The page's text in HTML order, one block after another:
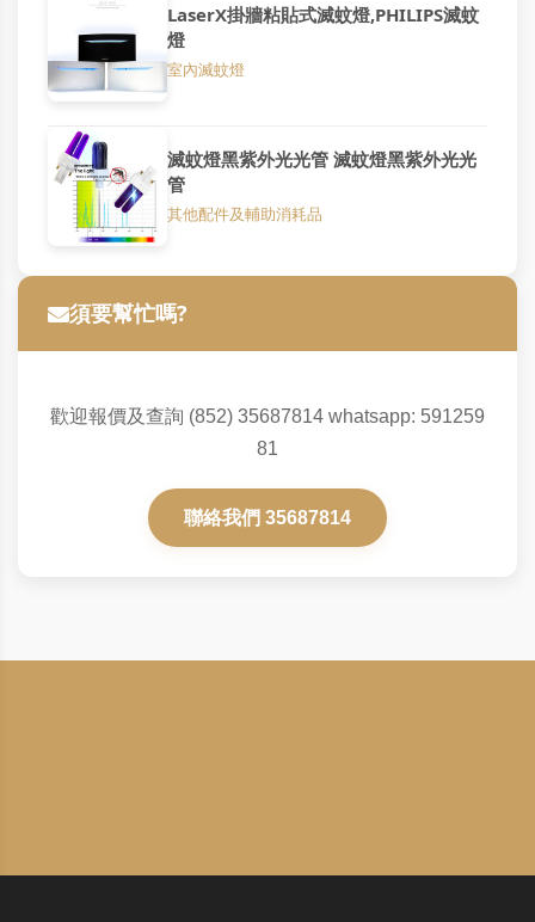
LaserX掛牆粘貼式滅蚊燈,PHILIPS滅蚊
燈
室內滅蚊燈
滅蚊燈黑紫外光光管 滅蚊燈黑紫外光光
管
其他配件及輔助消耗品
須要幫忙嗎?
歡迎報價及查詢 (852) 35687814 whatsapp: 591259
81
聯絡我們 35687814